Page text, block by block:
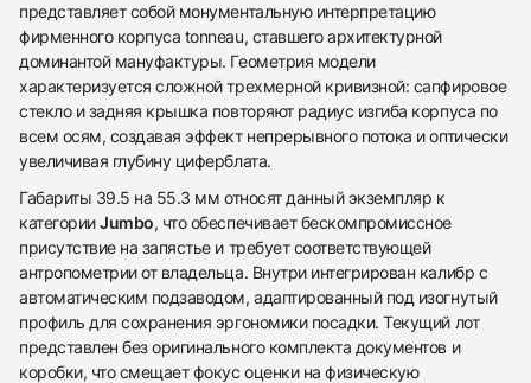
представляет собой монументальную интерпретацию
фирменного корпуса tonneau, ставшего архитектурной
доминантой мануфактуры. Геометрия модели
характеризуется сложной трехмерной кривизной: сапфировое
стекло и задняя крышка повторяют радиус изгиба корпуса по
всем осям, создавая эффект непрерывного потока и оптически
увеличивая глубину циферблата.
Габариты 39.5 на 55.3 мм относят данный экземпляр к
категорииJumbo, что обеспечивает бескомпромиссное
присутствие на запястье и требует соответствующей
антропометрии от владельца. Внутри интегрирован калибр с
автоматическим подзаводом, адаптированный под изогнутый
профиль для сохранения эргономики посадки. Текущий лот
представлен без оригинального комплекта документов и
коробки, что смещает фокус оценки на физическую